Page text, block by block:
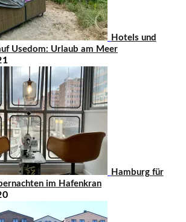
Hotels und
Usedom: Urlaub am Meer
Hamburg für
im Hafenkran